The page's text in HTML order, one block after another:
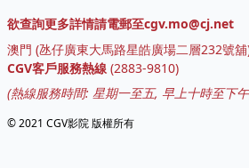
欲查詢更多詳情請電郵至cgv.mo@cj.net
澳門 (氹仔廣東大馬路星皓廣場二層232號舖
CGV客戶服務熱線 (2883-9810)
(熱線服務時間: 星期一至五, 早上十時至下
© 2021 CGV影院 版權所有